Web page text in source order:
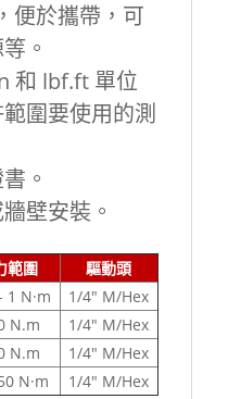
便於攜帶，可
。
和 lbf.ft 單位
圍要使用的測
。
壁安裝。
範圍
驅動頭
1 N·m
1/4" M/Hex
N.m
1/4" M/Hex
N.m
1/4" M/Hex
N·m 1/4" M/Hex